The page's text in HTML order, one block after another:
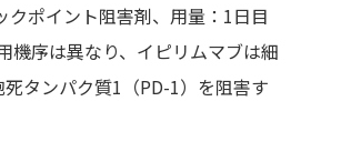
ポイント阻害剤、用量：1日目
序は異なり、イピリムマブは細
タンパク質1（PD-1）を阻害す